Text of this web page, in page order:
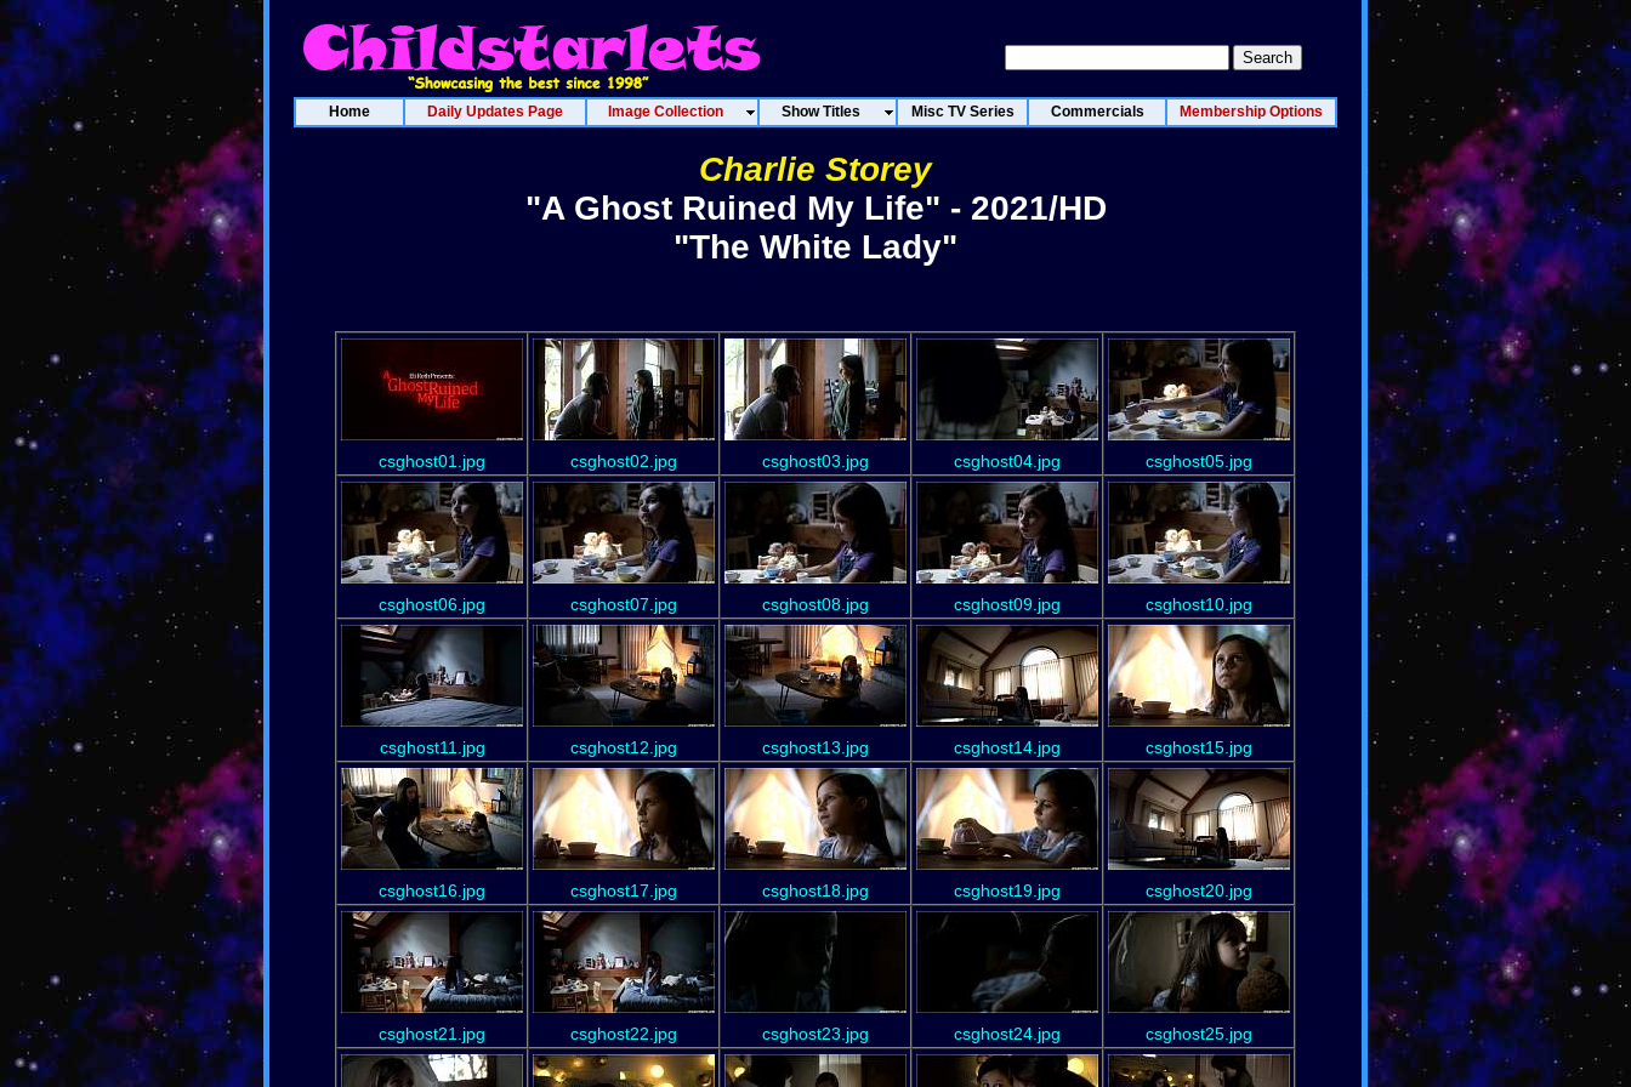
Home Daily Updates Page Image Collection Show Titles Misc TV Series Commercials Membership Options
Charlie Storey
"A Ghost Ruined My Life" - 2021/HD
"The White Lady"
csghost01.jpg csghost02.jpg csghost03.jpg csghost04.jpg csghost05.jpg
csghost06.jpg csghost07.jpg csghost08.jpg csghost09.jpg csghost10.jpg
csghost11.jpg csghost12.jpg csghost13.jpg csghost14.jpg csghost15.jpg
csghost16.jpg csghost17.jpg csghost18.jpg csghost19.jpg csghost20.jpg
csghost21.jpg csghost22.jpg csghost23.jpg csghost24.jpg csghost25.jpg